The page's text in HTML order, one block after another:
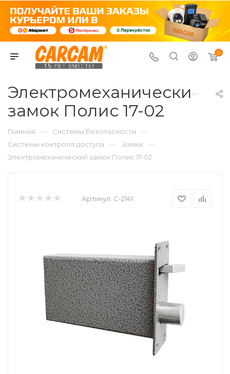
0
Электромеханический
замок Полис 17-02
Главная — Системы безопасности —
Системы контроля доступа — Замки —
Электромеханический замок Полис 17-02
Артикул: C-2141